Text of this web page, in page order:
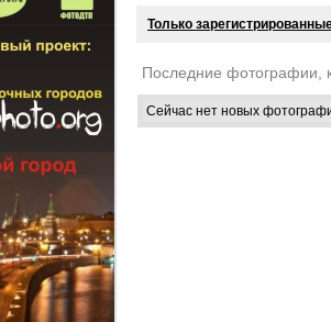
Только
Последние фотографии,
Сейчас нет новых